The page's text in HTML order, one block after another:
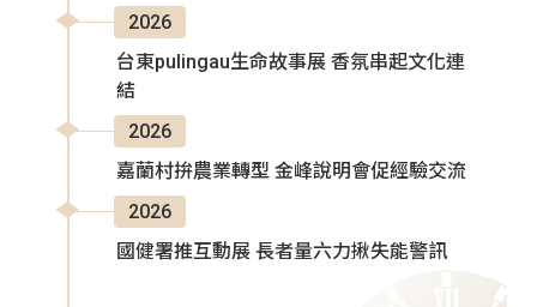
2026
台東pulingau生命故事展 香氛串起文化連
結
2026
嘉蘭村拚農業轉型 金峰說明會促經驗交流
2026
國健署推互動展 長者量六力揪失能警訊